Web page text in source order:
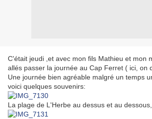
C'était jeudi ,et avec mon fils Mathieu et mon
allés passer la journée au Cap Ferret ( ici, on
Une journée bien agréable malgré un temps
voici quelques souvenirs:
La plage de L'Herbe au dessus et au